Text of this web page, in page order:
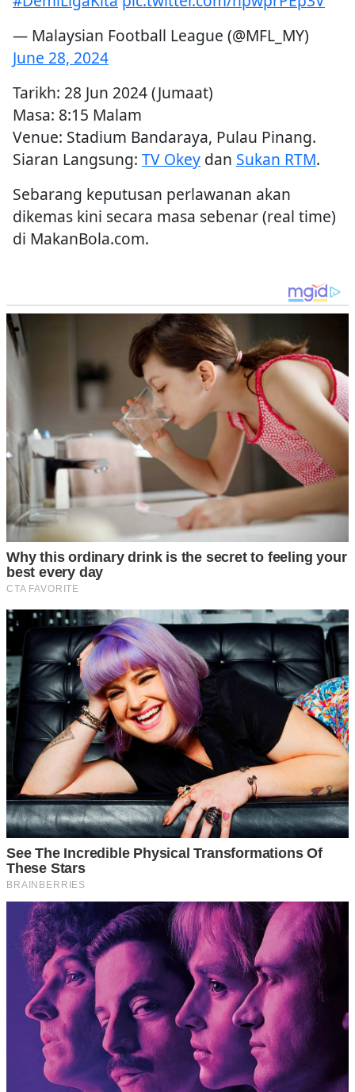
— Malaysian Football League (@MFL_MY)
June 28, 2024
Tarikh: 28 Jun 2024 (Jumaat)
Masa: 8:15 Malam
Venue: Stadium Bandaraya, Pulau Pinang.
Siaran Langsung: TV Okey dan Sukan RTM.
Sebarang keputusan perlawanan akan
dikemas kini secara masa sebenar (real time)
di MakanBola.com.